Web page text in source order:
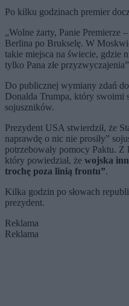
Po kilku godzinach premier
„Wolne żarty, Panie Premierze
Berlina po Brukselę. W
takie miejsca na świecie, gdzie
tylko Pana złe
Do publicznej wymiany zdań
Donalda Trumpa, który swoimi
sojuszników.
Prezydent USA stwierdził, że
naprawdę o nic nie prosiły”
potrzebowały pomocy Paktu. Z
który powiedział, że wojska
trochę poza linią frontu”.
Kilka godzin po słowach
prezydent.
Reklama
Reklama